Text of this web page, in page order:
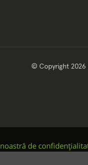
de
© Copyright 2026